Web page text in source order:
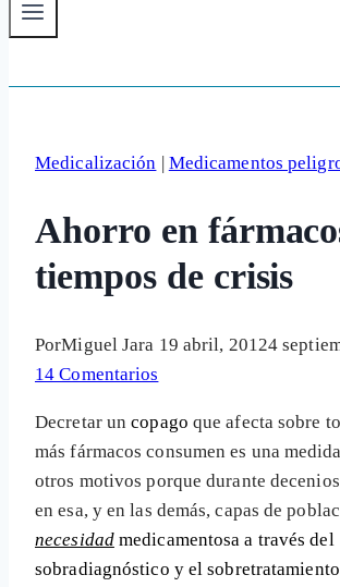
Medicalización | Medicamentos
Ahorro en
tiempos de crisis
PorMiguel Jara 19 abril, 20124
14 Comentarios
Decretar uncopago que afecta sobre
más fármacos consumen es una
otros motivos porque durante
en esa, y en las demás, capas de
necesidadmedicamentosa a través del
sobradiagnóstico y el sobretratamiento